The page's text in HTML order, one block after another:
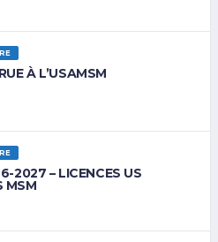
À L’USAMSM
2027 – LICENCES US
MSM